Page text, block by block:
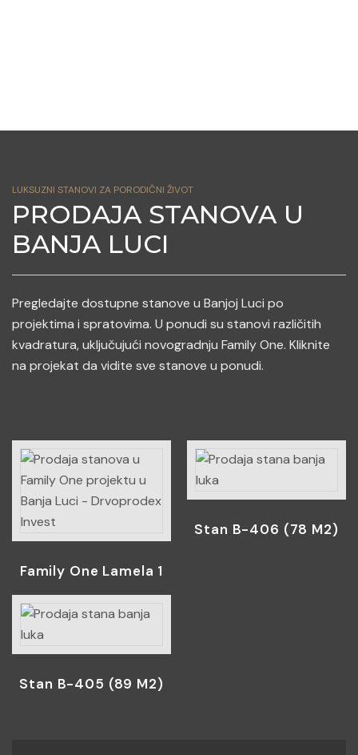
LUKSUZNI STANOVI ZA PORODIČNI ŽIVOT
PRODAJA STANOVA U
BANJA LUCI
Pregledajte dostupne stanove u Banjoj Luci po
projektima i spratovima. U ponudi su stanovi različitih
kvadratura, uključujući novogradnju Family One. Kliknite
na projekat da vidite sve stanove u ponudi.
Family One Lamela 1
Stan B-406 (78 M2)
Stan B-405 (89 M2)